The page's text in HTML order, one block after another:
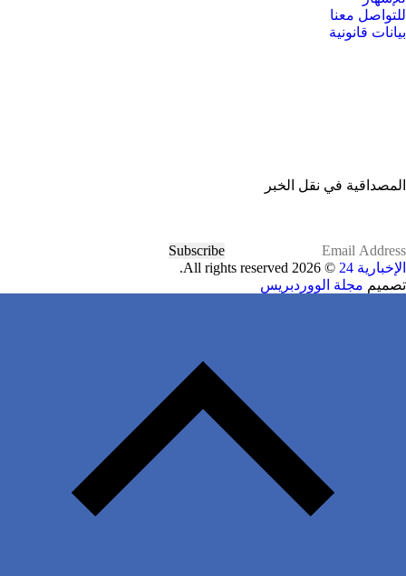
للتواصل معنا
بيانات قانونية
المصداقية في نقل الخبر
Subscribe
الإخبارية 24
© 2026 All rights reserved.
تصميم مجلة الووردبريس